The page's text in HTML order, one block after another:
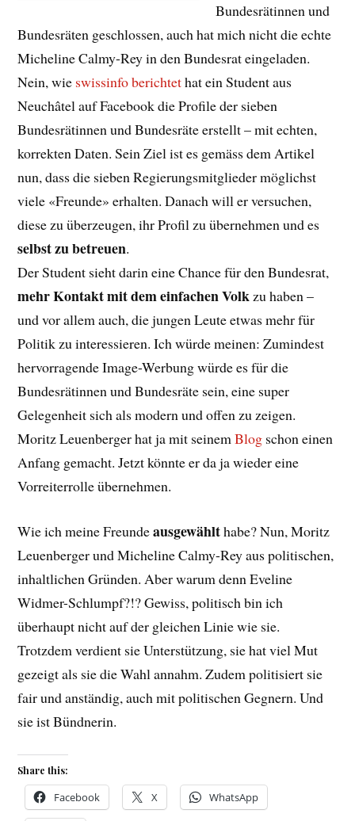
Bundesrätinnen und
Bundesräten geschlossen, auch hat mich nicht die echte
Micheline Calmy-Rey in den Bundesrat eingeladen.
Nein, wie swissinfo berichtethat ein Student aus
Neuchâtel auf Facebook die Profile der sieben
Bundesrätinnen und Bundesräte erstellt – mit echten,
korrekten Daten. Sein Ziel ist es gemäss dem Artikel
nun, dass die sieben Regierungsmitglieder möglichst
viele «Freunde» erhalten. Danach will er versuchen,
diese zu überzeugen, ihr Profil zu übernehmen und es
selbst zu betreuen.
Der Student sieht darin eine Chance für den Bundesrat,
mehr Kontakt mit dem einfachen Volkzu haben –
und vor allem auch, die jungen Leute etwas mehr für
Politik zu interessieren. Ich würde meinen: Zumindest
hervorragende Image-Werbung würde es für die
Bundesrätinnen und Bundesräte sein, eine super
Gelegenheit sich als modern und offen zu zeigen.
Moritz Leuenberger hat ja mit seinemBlog schon einen
Anfang gemacht. Jetzt könnte er da ja wieder eine
Vorreiterrolle übernehmen.
Wie ich meine Freundeausgewählthabe? Nun, Moritz
Leuenberger und Micheline Calmy-Rey aus politischen,
inhaltlichen Gründen. Aber warum denn Eveline
Widmer-Schlumpf?!? Gewiss, politisch bin ich
überhaupt nicht auf der gleichen Linie wie sie.
Trotzdem verdient sie Unterstützung, sie hat viel Mut
gezeigt als sie die Wahl annahm. Zudem politisiert sie
fair und anständig, auch mit politischen Gegnern. Und
sie ist Bündnerin.
Share this:
Facebook X WhatsApp